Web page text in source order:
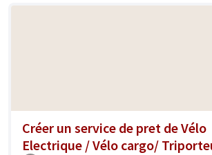
Créer un service de pret de Vélo
Electrique / Vélo cargo/